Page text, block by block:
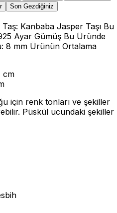
Son Gezdiğiniz
Kanbaba Jasper Taşı Bu
Ayar Gümüş Bu Üründe
8 mm Ürünün Ortalama
cm
için renk tonları ve şekiller
Püskül ucundaki şekiller